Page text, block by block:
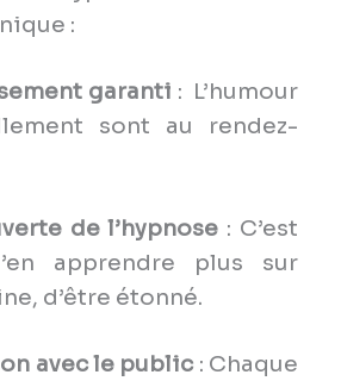
:
garanti : L’humour
sont au rendez-
de l’hypnose : C’est
apprendre plus sur
d’être étonné.
avec le public : Chaque